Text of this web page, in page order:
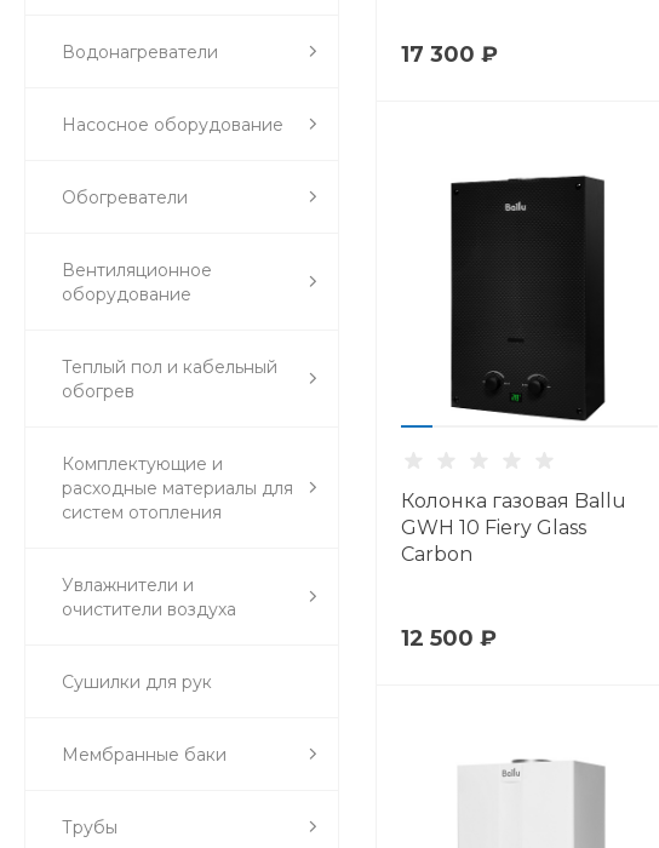
Водонагреватели
Насосное оборудование
Обогреватели
Вентиляционное
оборудование
Теплый пол и кабельный
обогрев
Комплектующие и
расходные материалы для
систем отопления
Увлажнители и
очистители воздуха
Сушилки для рук
Мембранные баки
Трубы
17 300 ₽
Колонка газовая Ballu
GWH 10 Fiery Glass
Carbon
12 500 ₽